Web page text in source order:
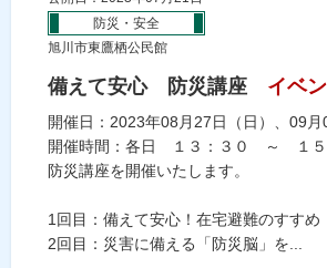
防災・安全
旭川市東鷹栖公民館
備えて安心 防災講座 イベ
開催日：2023年08月27日（日）、09月
開催時間：各日 １３：３０ ～ １５
防災講座を開催いたします。
1回目：備えて安心！在宅避難のすすめ
2回目：災害に備える「防災脳」を...